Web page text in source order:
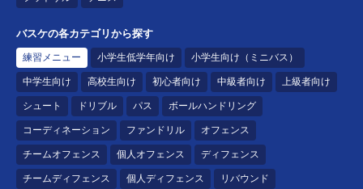
バスケの各カテゴリから探す
練習メニュー 小学生低学年向け 小学生向け（ミニバス）
中学生向け 高校生向け 初心者向け 中級者向け 上級者向け
シュート ドリブル パス ボールハンドリング
コーディネーション ファンドリル オフェンス
チームオフェンス 個人オフェンス ディフェンス
チームディフェンス 個人ディフェンス リバウンド